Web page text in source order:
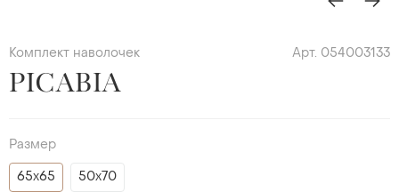
Комплект наволочек Арт. 054003133
PICABIA
Размер
65х65 50х70